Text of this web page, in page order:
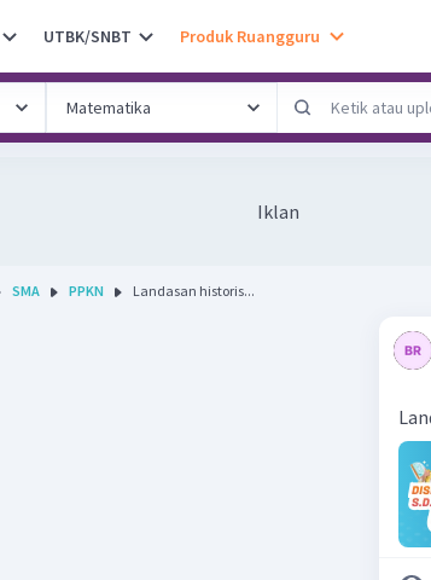
UTBK/SNBT Produk Ruangguru
Iklan
SMA PPKN Landasan historis...